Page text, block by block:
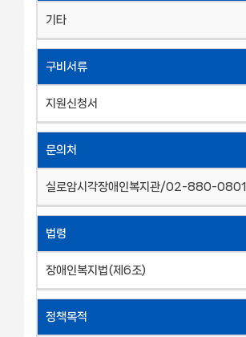
기타
구비서류
지원신청서
문의처
실로암시각장애인복지관/02-880-0801
법령
장애인복지법(제6조)
정책목적